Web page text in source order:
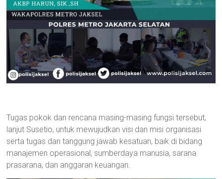
Tugas pokok dan rencana masing-masing fungsi tersebut,
lanjut Susetio, untuk mewujudkan visi dan misi organisasi
serta tugas dan tanggung jawab kesatuan, baik di bidang
manajemen operasional, sumberdaya manusia, sarana
prasarana, dan anggaran keuangan.